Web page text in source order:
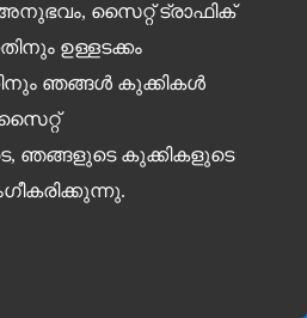
അനുഭവം, സൈറ്റ് ട്രാഫിക്
ഉള്ളടക്കം
ഞങ്ങൾ കുക്കികൾ
ഞങ്ങളുടെ കുക്കികളുടെ